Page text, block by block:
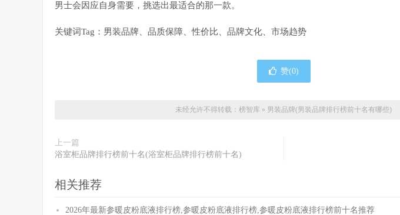
男士会因应自身需要，挑选出最适合的那一款。
关键词Tag：男装品牌、品质保障、性价比、品牌文化、市场趋势
赞(0)
未经允许不得转载： 榜智库 » 男装品牌(男装品牌排行榜前十名有哪些)
上一篇
浴室柜品牌排行榜前十名(浴室柜品牌排行榜前十名)
相关推荐
2026年最新参暖皮粉底液排行榜,参暖皮粉底液排行榜,参暖皮粉底液排行榜前十名推荐